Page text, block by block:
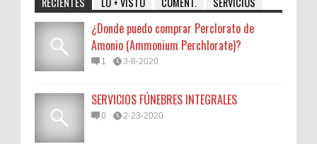
¿Donde puedo comprar Perclorato de
Amonio (Ammonium Perchlorate)?
1 3-8-2020
SERVICIOS FÚNEBRES INTEGRALES
0 2-23-2020